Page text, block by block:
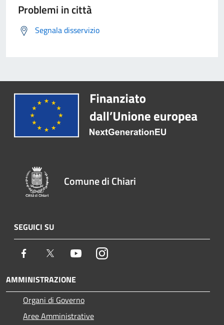
Problemi in città
Segnala disservizio
Comune di Chiari
SEGUICI SU
Facebook Twitter YoutubeInstagram
AMMINISTRAZIONE
Organi di Governo
Aree Amministrative